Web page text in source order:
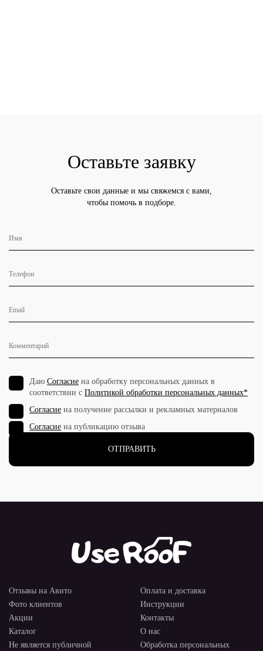
Оставьте заявку
Оставьте свои данные и мы свяжемся с вами,
чтобы помочь в подборе.
Даю Согласие на обработку персональных данных в
соответствии с Политикой обработки персональных данных*
Согласие на получение рассылки и рекламных материалов
Согласие на публикацию отзыва
Отзывы на Авито
Фото клиентов
Акции
Каталог
Не является публичной
Оплата и доставка
Инструкции
Контакты
О нас
Обработка персональных